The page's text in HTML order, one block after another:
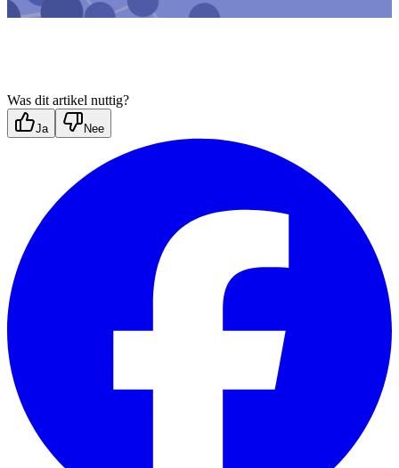
Was dit artikel nuttig?
Ja Nee